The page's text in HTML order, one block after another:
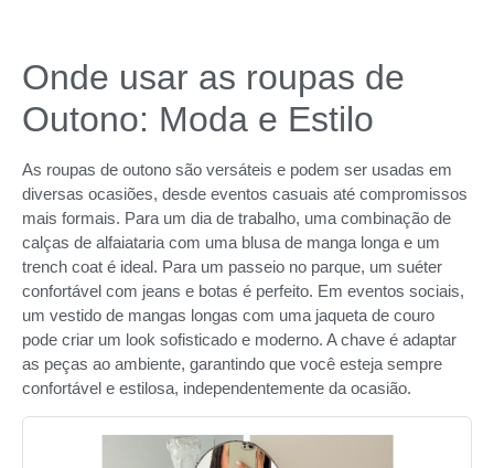
Onde usar as roupas de
Outono: Moda e Estilo
As roupas de outono são versáteis e podem ser usadas em
diversas ocasiões, desde eventos casuais até compromissos
mais formais. Para um dia de trabalho, uma combinação de
calças de alfaiataria com uma blusa de manga longa e um
trench coat é ideal. Para um passeio no parque, um suéter
confortável com jeans e botas é perfeito. Em eventos sociais,
um vestido de mangas longas com uma jaqueta de couro
pode criar um look sofisticado e moderno. A chave é adaptar
as peças ao ambiente, garantindo que você esteja sempre
confortável e estilosa, independentemente da ocasião.